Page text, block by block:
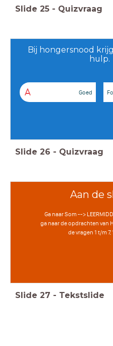
Slide 25 - Quizvraag
Bij hongersnood
hulp.
A Goed
Slide 26 - Quizvraag
Aan de
Ga naar Som -->
ga naar de opdrachten van
de vragen 1 t/m 7,
Slide 27 - Tekstslide